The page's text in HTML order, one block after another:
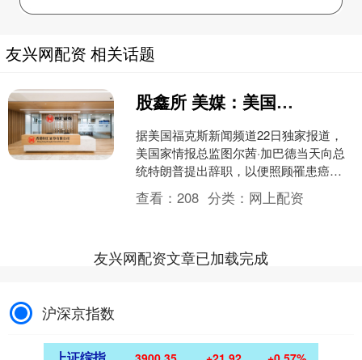
友兴网配资 相关话题
股鑫所 美媒：美国国家情报总监辞职
据美国福克斯新闻频道22日独家报道，
美国家情报总监图尔茜·加巴德当天向总
统特朗普提出辞职，以便照顾罹患癌症
的丈夫。（新华社） 举报 第一财经广告
合作，请点击这里....
查看：208 分类： 网上配资
友兴网配资文章已加载完成
沪深京指数